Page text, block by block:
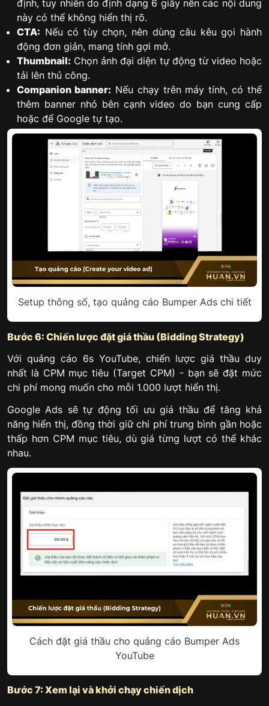
định, tuy nhiên do định dạng 6 giây nên các nội dung
này có thể không hiển thị rõ.
CTA: Nếu có tùy chọn, nên dùng câu kêu gọi hành
động đơn giản, mang tính gợi mở.
Thumbnail: Chọn ảnh đại diện tự động từ video hoặc
tải lên thủ công.
Companion banner: Nếu chạy trên máy tính, có thể
thêm banner nhỏ bên cạnh video do bạn cung cấp
hoặc để Google tự tạo.
Setup thông số, tạo quảng cáo Bumper Ads chi tiết
Bước 6: Chiến lược đặt giá thầu (Bidding Strategy)
Với quảng cáo 6s YouTube, chiến lược giá thầu duy
nhất là CPM mục tiêu (Target CPM) - bạn sẽ đặt mức
chi phí mong muốn cho mỗi 1.000 lượt hiển thị.
Google Ads sẽ tự động tối ưu giá thầu để tăng khả
năng hiển thị, đồng thời giữ chi phí trung bình gần hoặc
thấp hơn CPM mục tiêu, dù giá từng lượt có thể khác
nhau.
Cách đặt giá thầu cho quảng cáo Bumper Ads
YouTube
Bước 7: Xem lại và khởi chạy chiến dịch